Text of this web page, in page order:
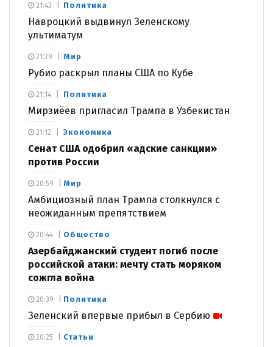
Политика
Навроцкий выдвинул Зеленскому
ультиматум
21:43
Мир
Рубио раскрыл планы США по Кубе
21:29
Политика
Мирзиёев пригласил Трампа в Узбекистан
21:14
Экономика
Сенат США одобрил «адские санкции»
против России
21:12
Мир
Амбициозный план Трампа столкнулся с
неожиданным препятствием
20:59
Общество
Азербайджанский студент погиб после
российской атаки: мечту стать моряком
сожгла война
20:44
Политика
Зеленский впервые прибыл в Сербию
20:39
Статьи
20:25